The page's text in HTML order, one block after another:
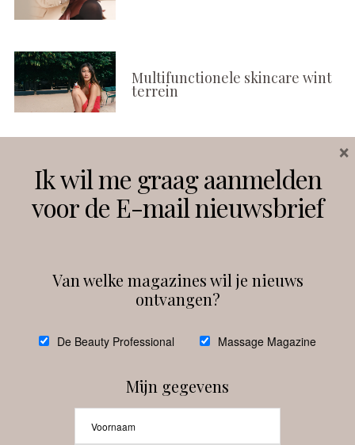
Multifunctionele skincare wint
terrein
Volg ons
Instagram Facebook
Ik wil me graag aanmelden
voor de E-mail nieuwsbrief
Van welke magazines wil je nieuws
ontvangen?
De Beauty Professional Massage Magazine
Mijn gegevens
×